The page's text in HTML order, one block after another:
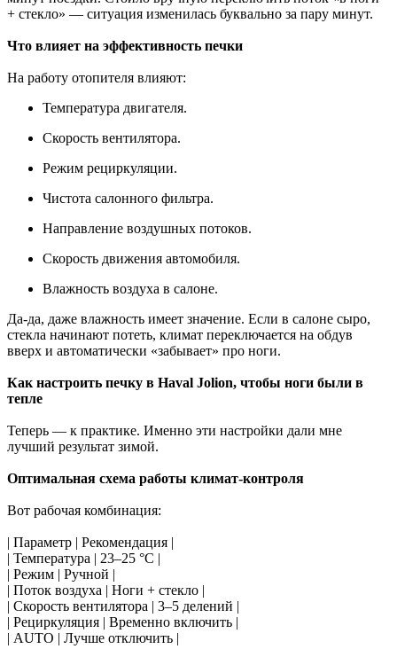
+ стекло» — ситуация изменилась буквально за пару минут.
Что влияет на эффективность печки
На работу отопителя влияют:
Температура двигателя.
Скорость вентилятора.
Режим рециркуляции.
Чистота салонного фильтра.
Направление воздушных потоков.
Скорость движения автомобиля.
Влажность воздуха в салоне.
Да-да, даже влажность имеет значение. Если в салоне сыро,
стекла начинают потеть, климат переключается на обдув
вверх и автоматически «забывает» про ноги.
Как настроить печку в Haval Jolion, чтобы ноги были в
тепле
Теперь — к практике. Именно эти настройки дали мне
лучший результат зимой.
Оптимальная схема работы климат-контроля
Вот рабочая комбинация:
| Параметр | Рекомендация |
| Температура | 23–25 °C |
| Режим | Ручной |
| Поток воздуха | Ноги + стекло |
| Скорость вентилятора | 3–5 делений |
| Рециркуляция | Временно включить |
| AUTO | Лучше отключить |